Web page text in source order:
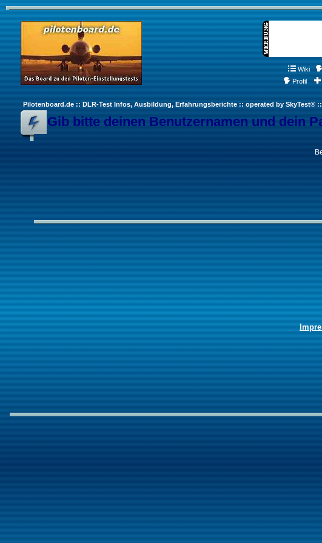
Wiki
Profil
Pilotenboard.de :: DLR-Test Infos, Ausbildung, Erfahrungsberichte :: operated by SkyTest®
Gib bitte deinen Benutzernamen und dein